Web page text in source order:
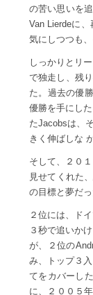
の苦い思いを
Van Lierdeに
気にしつつも
しっかりとリ
で独走し、残
た。過去の優
優勝を手にし
たJacobsは、
きく伸ばしな
そして、２０
見せてくれた
の目標と夢だ
２位には、ド
３秒で追いか
が、２位の
み、トップ３
てをカバーし
に、２００５